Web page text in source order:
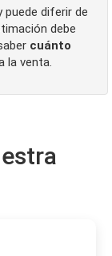
puede diferir de
debe
cuánto
la venta.